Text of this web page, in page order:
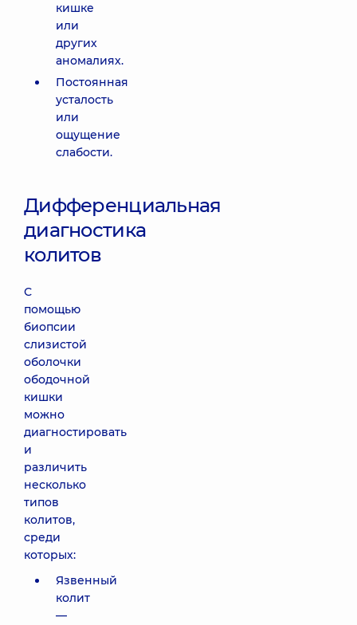
кишке
или
других
аномалиях.
Постоянная
усталость
или
ощущение
слабости.
Дифференциальная
диагностика
колитов
С
помощью
биопсии
слизистой
оболочки
ободочной
кишки
можно
диагностировать
и
различить
несколько
типов
колитов,
среди
которых:
Язвенный
колит
—